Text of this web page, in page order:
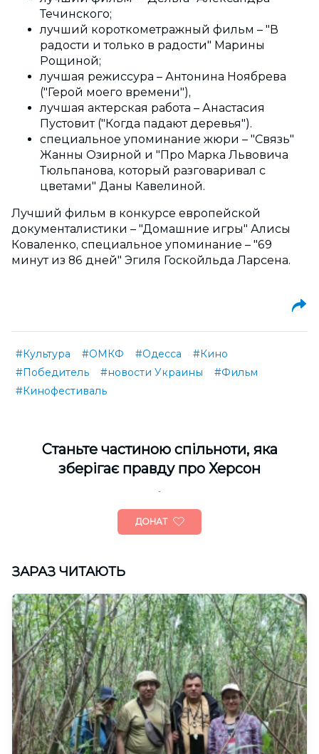
Течинского;
лучший короткометражный фильм – "В
радости и только в радости" Марины
Рощиной;
лучшая режиссура – Антонина Ноябрева
("Герой моего времени"),
лучшая актерская работа – Анастасия
Пустовит ("Когда падают деревья").
специальное упоминание жюри – "Связь"
Жанны Озирной и "Про Марка Львовича
Тюльпанова, который разговаривал с
цветами" Даны Кавелиной.
Лучший фильм в конкурсе европейской
документалистики – "Домашние игры" Алисы
Коваленко, специальное упоминание – "69
минут из 86 дней" Эгиля Госкойльда Ларсена.
#Культура #ОМКФ #Одесса
#Кино
#Победитель
#новости Украины
#Фильм
#Кинофестиваль
Cтаньте частиною спільноти, яка
зберігає правду про Херсон
ДОНАТ
ЗАРАЗ ЧИТАЮТЬ